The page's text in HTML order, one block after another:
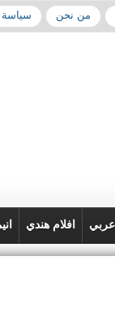
من نحن
عربي افلام هندي